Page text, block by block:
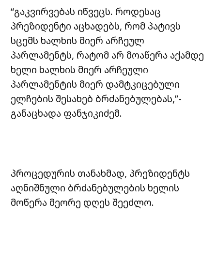
“გაკვირვებას იწვეცს. როდესაც
პრეზიდენტი აცხადებს, რომ პატივს
სცემს ხალხის მიერ არჩეულ
პარლამენტს, რატომ არ მოაწერა აქამდე
ხელი ხალხის მიერ არჩეული
პარლამენტის მიერ დამტკიცებული
ელჩების შესახებ ბრძანებულებას,”-
განაცხადა ფანჯიკიძემ.
პროცედურის თანახმად, პრეზიდენტს
აღნიშნული ბრძანებულების ხელის
მოწერა მეორე დღეს შეეძლო.